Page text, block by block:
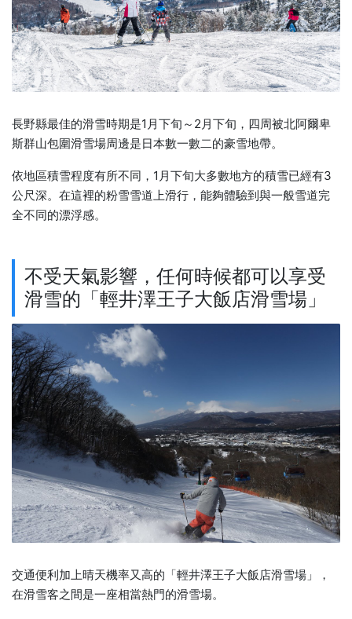
長野縣最佳的滑雪時期是1月下旬～2月下旬，四周被北阿爾卑
斯群山包圍滑雪場周邊是日本數一數二的豪雪地帶。
依地區積雪程度有所不同，1月下旬大多數地方的積雪已經有3
公尺深。在這裡的粉雪雪道上滑行，能夠體驗到與一般雪道完
全不同的漂浮感。
不受天氣影響，任何時候都可以享受
滑雪的「輕井澤王子大飯店滑雪場」
交通便利加上晴天機率又高的「輕井澤王子大飯店滑雪場」，
在滑雪客之間是一座相當熱門的滑雪場。